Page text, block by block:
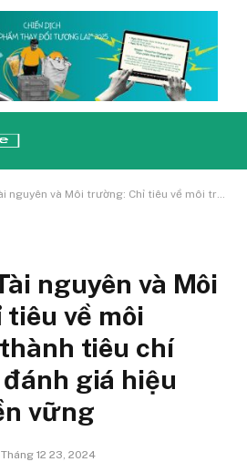
trường: Chỉ tiêu về môi trường trở thành tiêu chí quan trọng đánh giá hiệu quả, tính bền vững
nguyên và Môi
về môi
tiêu chí
giá hiệu
vững
Tháng 12 23, 2024